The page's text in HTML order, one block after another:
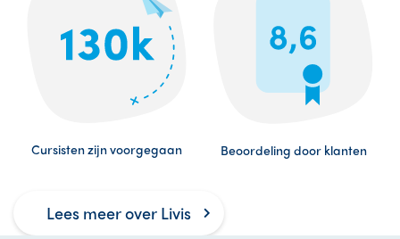
Cursisten zijn voorgegaan Beoordeling door klanten
Lees meer over Livis